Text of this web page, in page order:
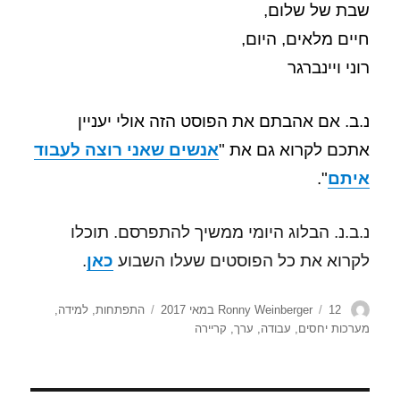
שבת של שלום,
חיים מלאים, היום,
רוני ויינברגר
נ.ב. אם אהבתם את הפוסט הזה אולי יעניין
אתכם לקרוא גם את "אנשים שאני רוצה לעבוד
איתם".
נ.ב.נ. הבלוג היומי ממשיך להתפרסם. תוכלו
לקרוא את כל הפוסטים שעלו השבוע כאן.
מחבר Ronny Weinberger
פורסם
בתאריך
12 במאי 2017 תגיות
התפתחות,למידה,
מערכות יחסים, עבודה, ערך, קריירה